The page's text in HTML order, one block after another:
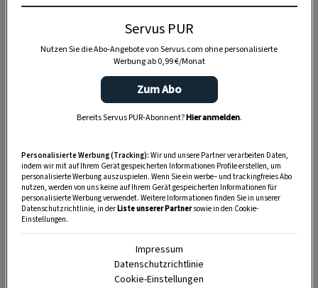
Anzeige
Servus PUR
Nutzen Sie die Abo-Angebote von Servus.com ohne personalisierte
Werbung ab 0,99 €/Monat
Zum Abo
Bereits Servus PUR-Abonnent?Hier anmelden.
Personalisierte Werbung (Tracking): Wir und unsere Partner verarbeiten Daten,
indem wir mit auf Ihrem Gerät gespeicherten Informationen Profile erstellen, um
personalisierte Werbung auszuspielen. Wenn Sie ein werbe– und trackingfreies Abo
nutzen, werden von uns keine auf Ihrem Gerät gespeicherten Informationen für
personalisierte Werbung verwendet. Weitere Informationen finden Sie in unserer
Datenschutzrichtlinie, in derListe unserer Partnersowie in den Cookie-
Einstellungen.
Impressum
Datenschutzrichtlinie
Cookie-Einstellungen